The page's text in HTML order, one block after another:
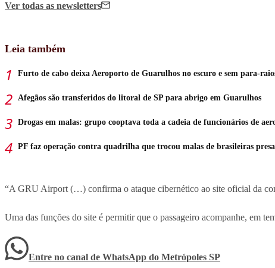
Ver todas as newsletters
Leia também
Furto de cabo deixa Aeroporto de Guarulhos no escuro e sem para-
Afegãos são transferidos do litoral de SP para abrigo em Guarulhos
Drogas em malas: grupo cooptava toda a cadeia de funcionários de
PF faz operação contra quadrilha que trocou malas de brasileiras
“A GRU Airport (…) confirma o ataque cibernético ao site oficial da
Uma das funções do site é permitir que o passageiro acompanhe, em
Entre no canal de WhatsApp do Metrópoles SP